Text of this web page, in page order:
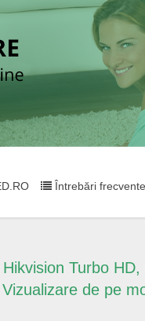
Întrebări frecvente
Turbo
de pe